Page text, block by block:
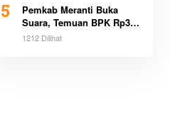
5
Pemkab Meranti Buka
Suara, Temuan BPK Rp3,1
Miliar Sudah Dicicil
1212 Dilihat